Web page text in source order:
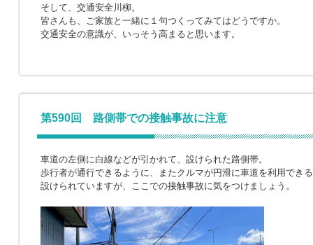
そして、交通安全川柳。
皆さんも、ご家族と一緒に１句つくってみてはどうですか。
交通安全の意識が、いっそう高まると思います。
第590回 路側帯での接触事故に注意
車道の左側に白線などが引かれて、設けられた路側帯。
歩行者が通行できるように、またクルマが円滑に車道を利用でき
設けられていますが、ここでの接触事故に気をつけましょう。